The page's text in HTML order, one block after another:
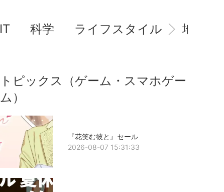
IT 科学 ライフスタイル 地域情
トピックス（ゲーム・スマホゲー
ム）
『花笑む彼と』セール
2026-08-07 15:31:33